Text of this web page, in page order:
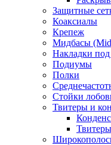
Защитные
Коаксиалы
Крепеж
Мидбасы
Накладки
Подиумы
Полки
Стойки
Твитеры и